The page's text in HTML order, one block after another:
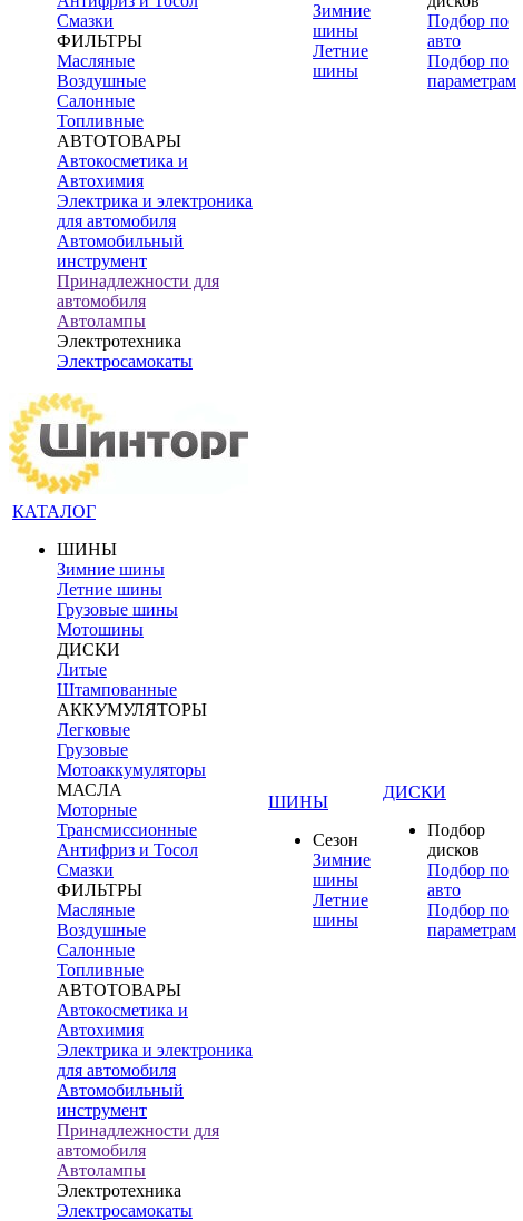
Смазки
ФИЛЬТРЫ
Масляные
Воздушные
Салонные
Топливные
АВТОТОВАРЫ
Автокосметика и
Автохимия
Электрика и электроника
для автомобиля
Автомобильный
инструмент
Принадлежности для
автомобиля
Автолампы
Электротехника
Электросамокаты
Зимние
шины
Летние
шины
Подбор по
авто
Подбор по
параметрам
КАТАЛОГ
ШИНЫ
Зимние шины
Летние шины
Грузовые шины
Мотошины
ДИСКИ
Литые
Штампованные
АККУМУЛЯТОРЫ
Легковые
Грузовые
Мотоаккумуляторы
МАСЛА
Моторные
Трансмиссионные
Антифриз и Тосол
Смазки
ФИЛЬТРЫ
Масляные
Воздушные
Салонные
Топливные
АВТОТОВАРЫ
Автокосметика и
Автохимия
Электрика и электроника
для автомобиля
Автомобильный
инструмент
Принадлежности для
автомобиля
Автолампы
Электротехника
Электросамокаты
ШИНЫ
Сезон
Зимние
шины
Летние
шины
ДИСКИ
Подбор
дисков
Подбор по
авто
Подбор по
параметрам